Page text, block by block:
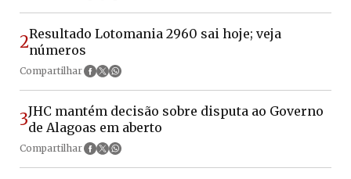
2Resultado Lotomania 2960 sai hoje; veja
números
Compartilhar
3JHC mantém decisão sobre disputa ao Governo
de Alagoas em aberto
Compartilhar